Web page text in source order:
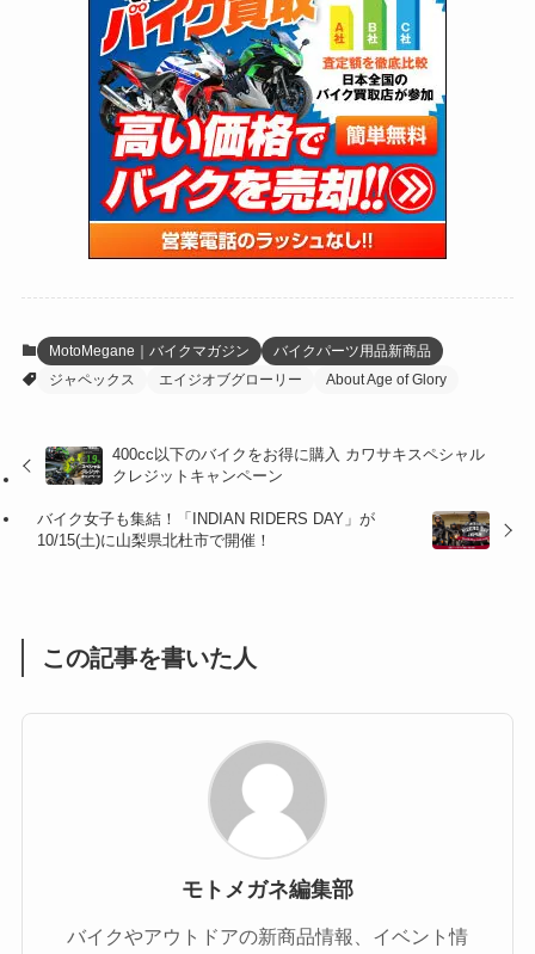
(34)
(5)
(12)
(63)
(109)
(25)
(24)
(47)
(15)
(5)
(62)
(4)
(6)
(17)
(5)
(27)
(131)
(38)
(131)
(167)
(85)
(21)
(61)
(171)
(98)
(13)
(60)
(274)
(171)
(38)
(47)
(59)
(41)
(47)
(1)
(141)
(254)
(204)
(23)
(33)
(34)
(35)
(41)
(415)
(16)
(170)
(27)
(147)
(13)
(19)
(12)
(16)
(4)
(16)
(1)
MotoMegane｜バイクマガジン
バイクパーツ用品新商品
ジャペックス
エイジオブグローリー About Age of Glory
400cc以下のバイクをお得に購入 カワサキスペシャル
クレジットキャンペーン
バイク女子も集結！「INDIAN RIDERS DAY」が
10/15(土)に山梨県北杜市で開催！
この記事を書いた人
モトメガネ編集部
バイクやアウトドアの新商品情報、イベント情